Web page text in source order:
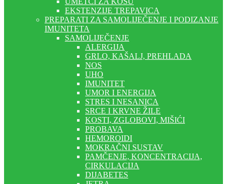
EKSTENZIJE TREPAVICA
PREPARATI ZA SAMOLIJEČENJE I PODIZANJE
IMUNITETA
SAMOLIJEČENJE
ALERGIJA
GRLO, KAŠALJ, PREHLADA
NOS
UHO
IMUNITET
UMOR I ENERGIJA
STRES I NESANICA
SRCE I KRVNE ŽILE
KOSTI, ZGLOBOVI, MIŠIĆI
PROBAVA
HEMOROIDI
MOKRAČNI SUSTAV
PAMČENJE, KONCENTRACIJA,
CIRKULACIJA
DIJABETES